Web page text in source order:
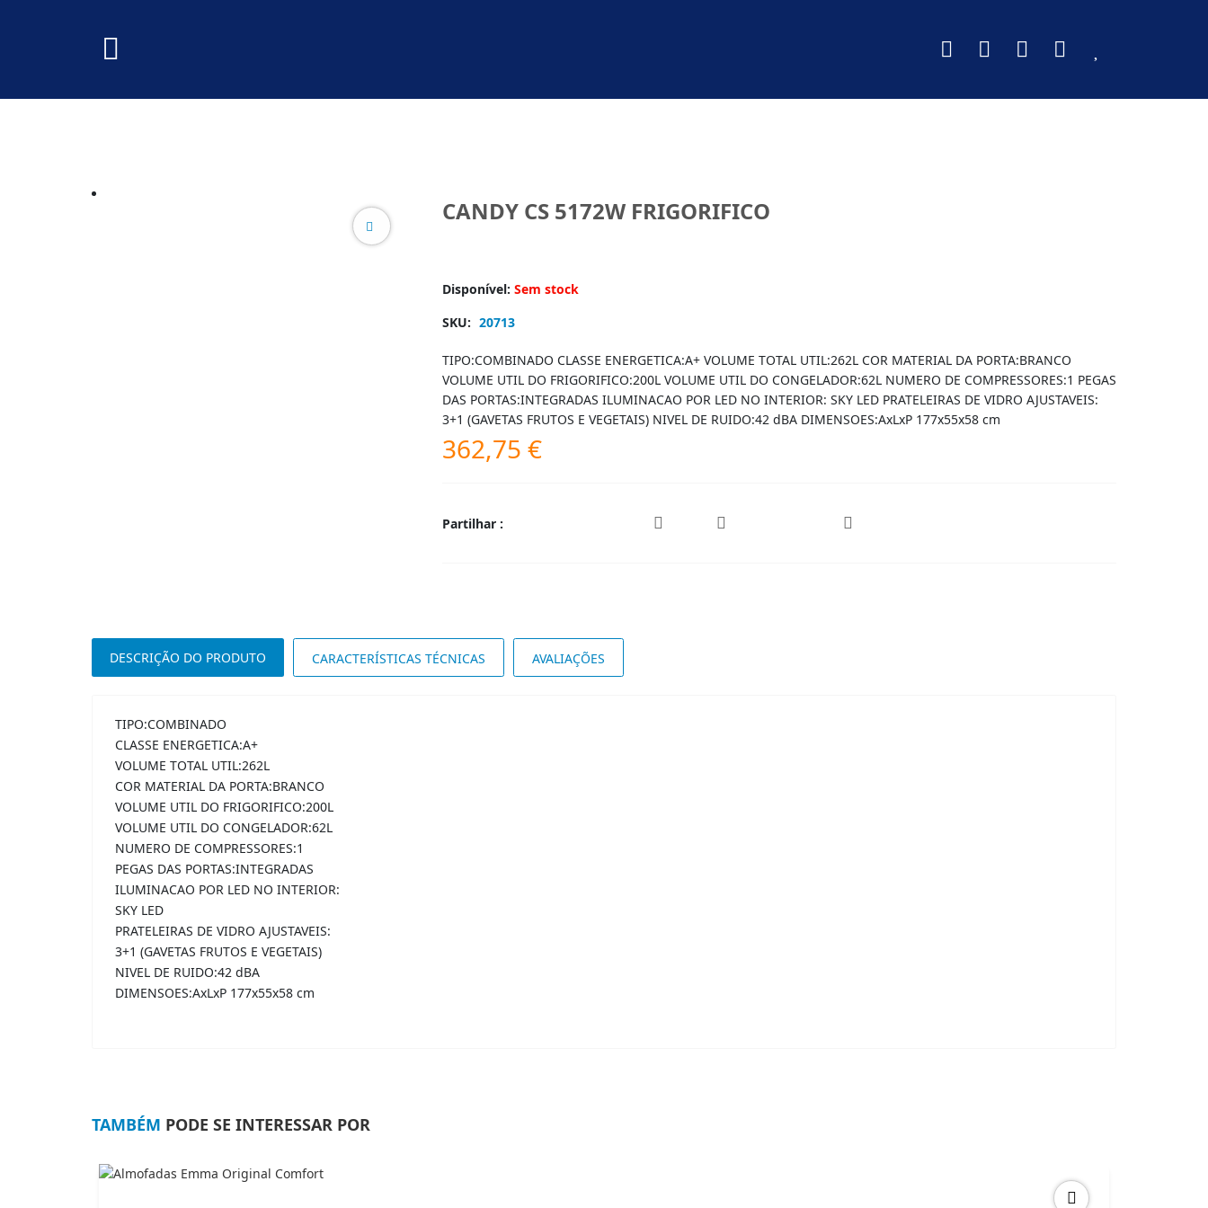
CANDY CS 5172W FRIGORIFICO
Disponível: Sem stock
SKU: 20713
TIPO:COMBINADO CLASSE ENERGETICA:A+ VOLUME TOTAL UTIL:262L COR MATERIAL DA PORTA:BRANCO
VOLUME UTIL DO FRIGORIFICO:200L VOLUME UTIL DO CONGELADOR:62L NUMERO DE COMPRESSORES:1 PEGAS
DAS PORTAS:INTEGRADAS ILUMINACAO POR LED NO INTERIOR: SKY LED PRATELEIRAS DE VIDRO AJUSTAVEIS:
3+1 (GAVETAS FRUTOS E VEGETAIS) NIVEL DE RUIDO:42 dBA DIMENSOES:AxLxP 177x55x58 cm
362,75 €
Partilhar :
DESCRIÇÃO DO PRODUTO CARACTERÍSTICAS TÉCNICAS AVALIAÇÕES
TIPO:COMBINADO
CLASSE ENERGETICA:A+
VOLUME TOTAL UTIL:262L
COR MATERIAL DA PORTA:BRANCO
VOLUME UTIL DO FRIGORIFICO:200L
VOLUME UTIL DO CONGELADOR:62L
NUMERO DE COMPRESSORES:1
PEGAS DAS PORTAS:INTEGRADAS
ILUMINACAO POR LED NO INTERIOR:
SKY LED
PRATELEIRAS DE VIDRO AJUSTAVEIS:
3+1 (GAVETAS FRUTOS E VEGETAIS)
NIVEL DE RUIDO:42 dBA
DIMENSOES:AxLxP 177x55x58 cm
TAMBÉM PODE SE INTERESSAR POR